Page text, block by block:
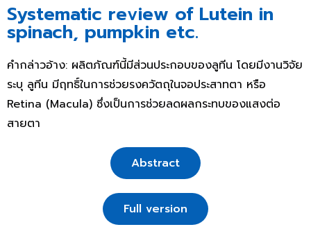
Systematic review of Lutein in
spinach, pumpkin etc.
คำกล่าวอ้าง: ผลิตภัณฑ์นี้มีส่วนประกอบของลูทีน โดยมีงานวิจัย
ระบุ ลูทีน มีฤทธิ์ในการช่วยรงควัตถุในจอประสาทตา หรือ
Retina (Macula) ซึ่งเป็นการช่วยลดผลกระทบของแสงต่อ
สายตา
Abstract
Full version